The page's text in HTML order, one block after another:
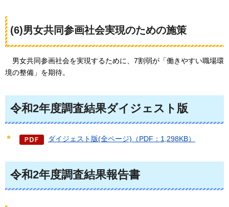
(6)男女共同参画社会実現のための施策
男女共同参画社会を実現するために、7割弱が「働きやすい職場環
境の整備」を期待。
令和2年度調査結果ダイジェスト版
ダイジェスト版(全ページ)（PDF：1,298KB）
令和2年度調査結果報告書